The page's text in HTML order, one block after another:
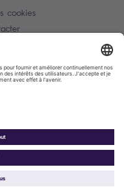
cookies
/ usurpation d'identité
conforme